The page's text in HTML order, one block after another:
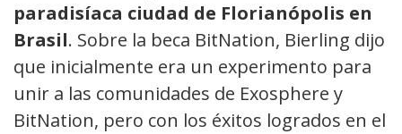
paradisíaca ciudad de Florianópolis en
Brasil. Sobre la beca BitNation, Bierling dijo
que inicialmente era un experimento para
unir a las comunidades de Exosphere y
BitNation, pero con los éxitos logrados en el